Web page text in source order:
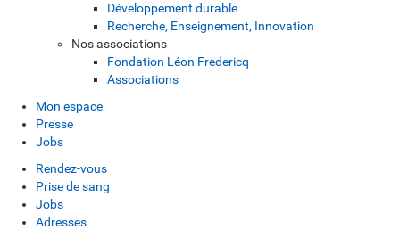
Développement durable
Recherche, Enseignement, Innovation
Nos associations
Fondation Léon Fredericq
Associations
Mon espace
Presse
Jobs
Rendez-vous
Prise de sang
Jobs
Adresses